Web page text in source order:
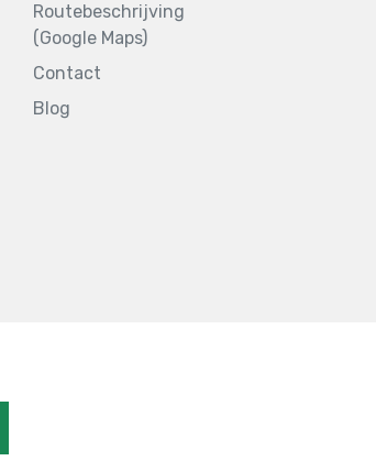
Routebeschrijving
(Google Maps)
Contact
Blog